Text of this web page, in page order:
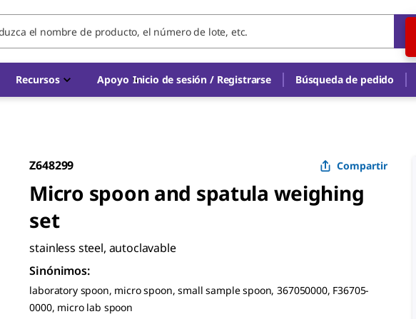
Recursos Apoyo Inicio de sesión / Registrarse Búsqueda de pedido
Z648299 Compartir
Micro spoon and spatula weighing
set
stainless steel, autoclavable
Sinónimos:
laboratory spoon, micro spoon, small sample spoon, 367050000, F36705-
0000, micro lab spoon